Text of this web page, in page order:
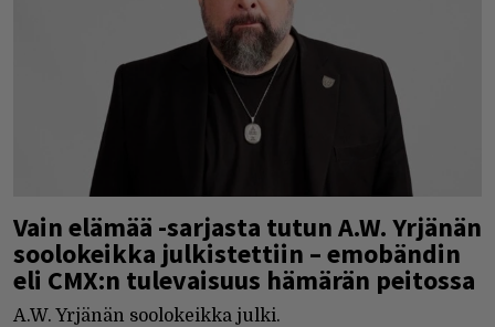
Vain elämää -sarjasta tutun A.W. Yrjänän
soolokeikka julkistettiin – emobändin
eli CMX:n tulevaisuus hämärän peitossa
A.W. Yrjänän soolokeikka julki.